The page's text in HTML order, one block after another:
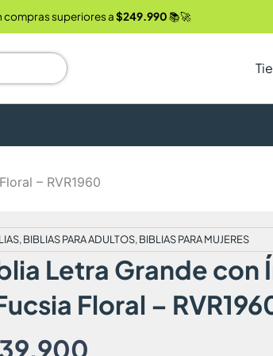
compras superiores a$249.990📚🚀
– RVR1960
,BIBLIAS PARA ADULTOS,BIBLIAS PARA MUJERES
Letra Grande con
Floral –